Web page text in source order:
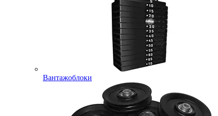
Вантажоблоки